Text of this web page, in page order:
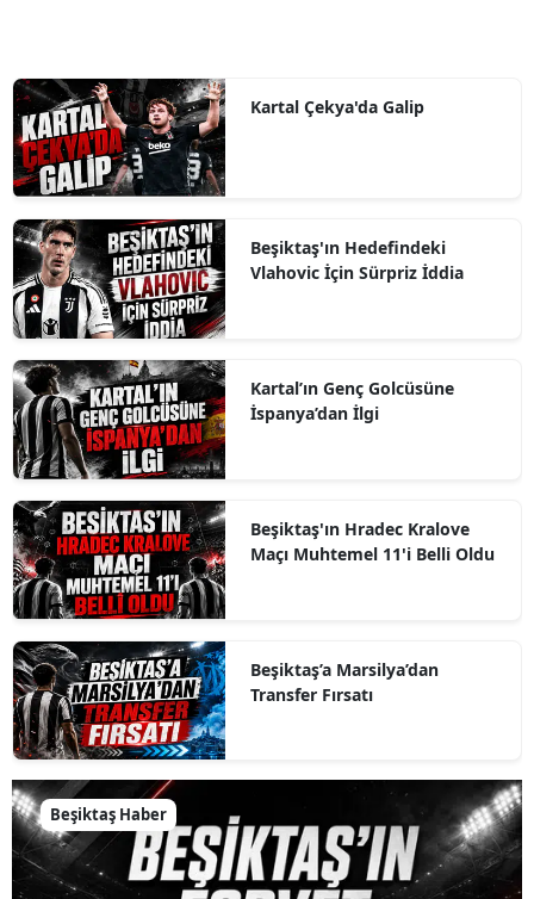
Kartal Çekya'da Galip
Beşiktaş'ın Hedefindeki
Vlahovic İçin Sürpriz İddia
Kartal’ın Genç Golcüsüne
İspanya’dan İlgi
Beşiktaş'ın Hradec Kralove
Maçı Muhtemel 11'i Belli Oldu
Beşiktaş’a Marsilya’dan
Transfer Fırsatı
Beşiktaş Haber